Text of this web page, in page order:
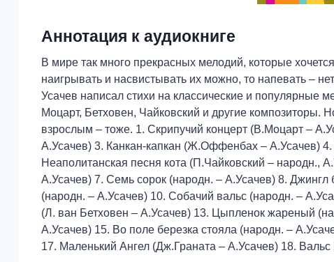
Аннотация к аудиокниге
В мире так много прекрасных мелодий, которые
наигрывать и насвистывать их можно, то напевать –
Усачев написал стихи на классические и популярные
Моцарт, Бетховен, Чайковский и другие композиторы.
взрослым – тоже. 1. Скрипучий концерт (В.Моцарт –
А.Усачев) 3. Канкан-капкан (Ж.Оффенбах – А.Усачев)
Неаполитанская песня кота (П.Чайковский – народн.,
А.Усачев) 7. Семь сорок (народн. – А.Усачев) 8.
(народн. – А.Усачев) 10. Собачий вальс (народн. –
(Л. ван Бетховен – А.Усачев) 13. Цыпленок жареный
А.Усачев) 15. Во поле березка стояла (народн. –
17. Маленький Ангел (Дж.Граната – А.Усачев) 18.